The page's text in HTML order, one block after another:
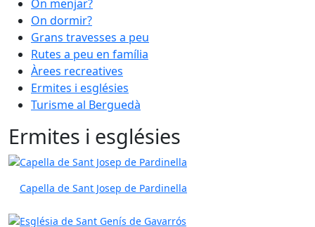
On menjar?
On dormir?
Grans travesses a peu
Rutes a peu en família
Àrees recreatives
Ermites i esglésies
Turisme al Berguedà
Ermites i esglésies
Capella de Sant Josep de Pardinella